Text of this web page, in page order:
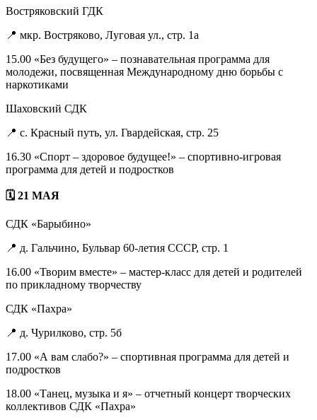
Востряковский ГДК
📍 мкр. Востряково, Луговая ул., стр. 1а
15.00 «Без будущего» – познавательная программа для
молодежи, посвященная Международному дню борьбы с
наркотиками
Шаховский СДК
📍 с. Красный путь, ул. Гвардейская, стр. 25
16.30 «Спорт – здоровое будущее!» – спортивно-игровая
программа для детей и подростков
🗓 21 МАЯ
СДК «Барыбино»
📍 д. Гальчино, Бульвар 60-летия СССР, стр. 1
16.00 «Творим вместе» – мастер-класс для детей и родителей
по прикладному творчеству
СДК «Пахра»
📍 д. Чурилково, стр. 5б
17.00 «А вам слабо?» – спортивная программа для детей и
подростков
18.00 «Танец, музыка и я» – отчетный концерт творческих
коллективов СДК «Пахра»